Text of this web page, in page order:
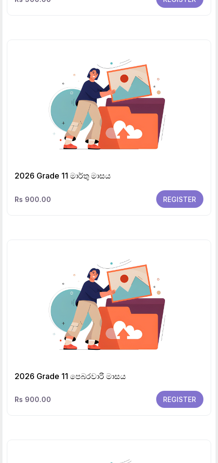
2026 Grade 11 මාර්තු මාසය
Rs 900.00 REGISTER
2026 Grade 11 පෙබරවාරි මාසය
Rs 900.00 REGISTER